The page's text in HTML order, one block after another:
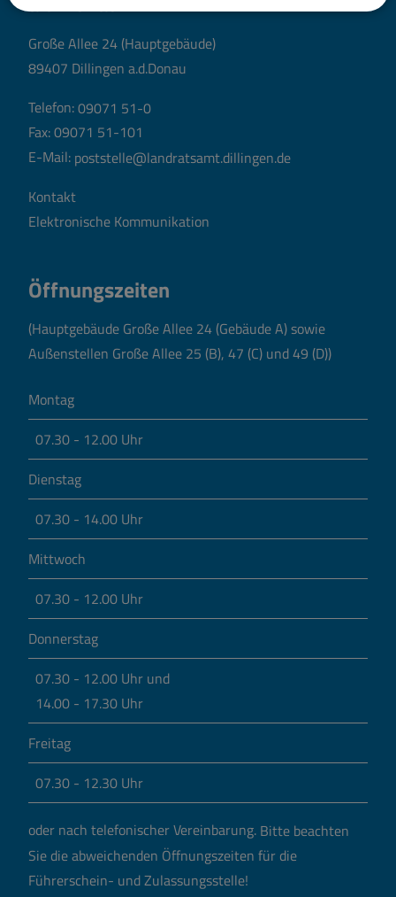
Große Allee 24 (Hauptgebäude)
89407 Dillingen a.d.Donau
Telefon:09071 51-0
Fax: 09071 51-101
E-Mail: poststelle@landratsamt.dillingen.de
Kontakt
Elektronische Kommunikation
Öffnungszeiten
(Hauptgebäude Große Allee 24 (Gebäude A) sowie
Außenstellen Große Allee 25 (B), 47 (C) und 49 (D))
Montag
07.30 - 12.00 Uhr
Dienstag
07.30 - 14.00 Uhr
Mittwoch
07.30 - 12.00 Uhr
Donnerstag
07.30 - 12.00 Uhr und
14.00 - 17.30 Uhr
Freitag
07.30 - 12.30 Uhr
oder nach telefonischer Vereinbarung. Bitte beachten
Sie die abweichenden Öffnungszeiten für die
Führerschein- und Zulassungsstelle!